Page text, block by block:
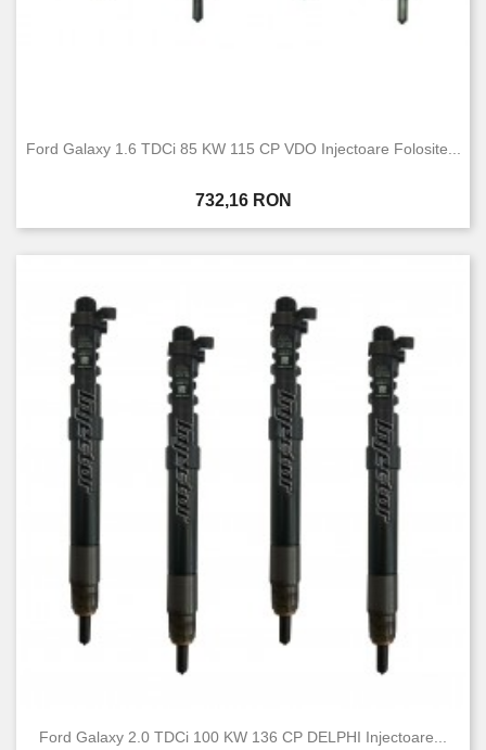
Ford Galaxy 1.6 TDCi 85 KW 115 CP VDO Injectoare Folosite...
Pret
732,16 RON
Ford Galaxy 2.0 TDCi 100 KW 136 CP DELPHI Injectoare...